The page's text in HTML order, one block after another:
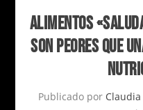
ALIMENTOS
SON PEORES QUE
Publicado por